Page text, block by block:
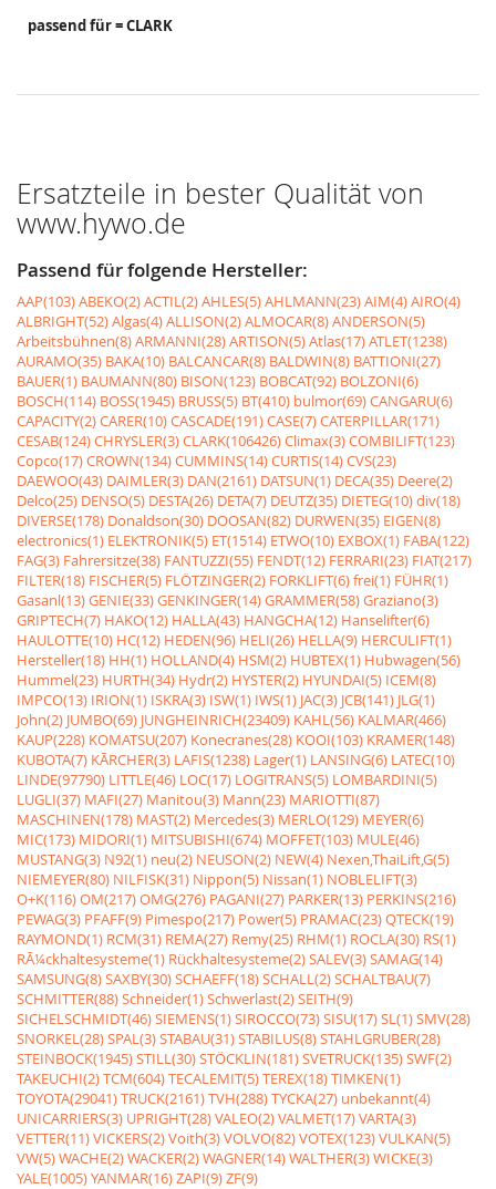
passend für = CLARK
Ersatzteile in bester Qualität von
www.hywo.de
Passend für folgende Hersteller:
AAP(103)ABEKO(2)ACTIL(2)AHLES(5)AHLMANN(23)AIM(4)AIRO(4)
ALBRIGHT(52)Algas(4)ALLISON(2)ALMOCAR(8)ANDERSON(5)
Arbeitsbühnen(8)ARMANNI(28)ARTISON(5)Atlas(17)ATLET(1238)
AURAMO(35) BAKA(10) BALCANCAR(8) BALDWIN(8) BATTIONI(27)
BAUER(1) BAUMANN(80) BISON(123) BOBCAT(92) BOLZONI(6)
BOSCH(114) BOSS(1945) BRUSS(5) BT(410) bulmor(69)CANGARU(6)
CAPACITY(2)CARER(10)CASCADE(191)CASE(7)CATERPILLAR(171)
CESAB(124)CHRYSLER(3)CLARK(106426)Climax(3)COMBILIFT(123)
Copco(17)CROWN(134)CUMMINS(14)CURTIS(14)CVS(23)
DAEWOO(43) DAIMLER(3) DAN(2161) DATSUN(1) DECA(35) Deere(2)
Delco(25) DENSO(5) DESTA(26) DETA(7) DEUTZ(35) DIETEG(10)div(18)
DIVERSE(178) Donaldson(30) DOOSAN(82) DURWEN(35) EIGEN(8)
electronics(1) ELEKTRONIK(5) ET(1514) ETWO(10) EXBOX(1) FABA(122)
FAG(3) Fahrersitze(38) FANTUZZI(55) FENDT(12) FERRARI(23) FIAT(217)
FILTER(18) FISCHER(5) FLÖTZINGER(2) FORKLIFT(6)frei(1) FÜHR(1)
Gasanl(13)GENIE(33)GENKINGER(14)GRAMMER(58)Graziano(3)
GRIPTECH(7) HAKO(12) HALLA(43) HANGCHA(12) Hanselifter(6)
HAULOTTE(10) HC(12) HEDEN(96) HELI(26) HELLA(9) HERCULIFT(1)
Hersteller(18) HH(1) HOLLAND(4) HSM(2) HUBTEX(1) Hubwagen(56)
Hummel(23) HURTH(34) Hydr(2) HYSTER(2) HYUNDAI(5) ICEM(8)
IMPCO(13) IRION(1) ISKRA(3) ISW(1) IWS(1) JAC(3) JCB(141) JLG(1)
John(2) JUMBO(69) JUNGHEINRICH(23409) KAHL(56) KALMAR(466)
KAUP(228) KOMATSU(207) Konecranes(28) KOOI(103) KRAMER(148)
KUBOTA(7) KÃRCHER(3) LAFIS(1238) Lager(1) LANSING(6) LATEC(10)
LINDE(97790) LITTLE(46) LOC(17) LOGITRANS(5) LOMBARDINI(5)
LUGLI(37) MAFI(27) Manitou(3) Mann(23) MARIOTTI(87)
MASCHINEN(178) MAST(2) Mercedes(3) MERLO(129) MEYER(6)
MIC(173) MIDORI(1) MITSUBISHI(674) MOFFET(103) MULE(46)
MUSTANG(3) N92(1) neu(2) NEUSON(2) NEW(4) Nexen,ThaiLift,G(5)
NIEMEYER(80) NILFISK(31) Nippon(5) Nissan(1) NOBLELIFT(3)
O+K(116)OM(217)OMG(276) PAGANI(27) PARKER(13) PERKINS(216)
PEWAG(3) PFAFF(9) Pimespo(217) Power(5) PRAMAC(23)QTECK(19)
RAYMOND(1) RCM(31) REMA(27) Remy(25) RHM(1) ROCLA(30) RS(1)
RÃ¼ckhaltesysteme(1) Rückhaltesysteme(2)SALEV(3)SAMAG(14)
SAMSUNG(8)SAXBY(30)SCHAEFF(18)SCHALL(2)SCHALTBAU(7)
SCHMITTER(88)Schneider(1)Schwerlast(2)SEITH(9)
SICHELSCHMIDT(46)SIEMENS(1)SIROCCO(73)SISU(17)SL(1)SMV(28)
SNORKEL(28)SPAL(3)STABAU(31)STABILUS(8)STAHLGRUBER(28)
STEINBOCK(1945)STILL(30)STÖCKLIN(181)SVETRUCK(135)SWF(2)
TAKEUCHI(2)TCM(604)TECALEMIT(5)TEREX(18)TIMKEN(1)
TOYOTA(29041)TRUCK(2161)TVH(288)TYCKA(27) unbekannt(4)
UNICARRIERS(3) UPRIGHT(28)VALEO(2)VALMET(17)VARTA(3)
VETTER(11)VICKERS(2)Voith(3)VOLVO(82)VOTEX(123)VULKAN(5)
VW(5)WACHE(2)WACKER(2)WAGNER(14)WALTHER(3)WICKE(3)
YALE(1005)YANMAR(16)ZAPI(9)ZF(9)